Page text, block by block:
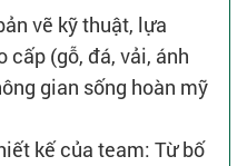
vẽ kỹ thuật, lựa
(gỗ, đá, vải, ánh
gian sống hoàn mỹ
kế của team: Từ bố